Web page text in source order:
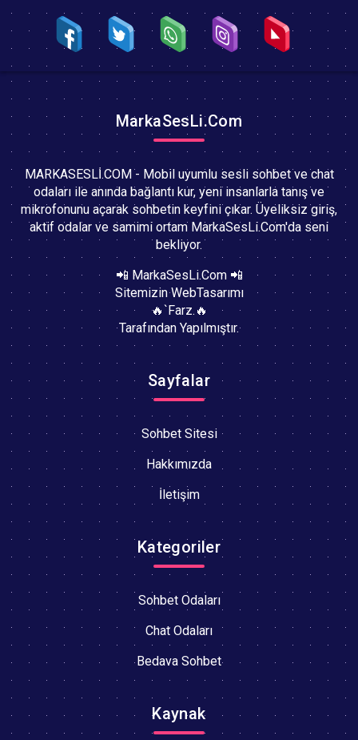
MarkaSesLi.Com
MARKASESLİ.COM - Mobil uyumlu sesli sohbet ve chat
odaları ile anında bağlantı kur, yeni insanlarla tanış ve
mikrofonunu açarak sohbetin keyfini çıkar. Üyeliksiz giriş,
aktif odalar ve samimi ortam MarkaSesLi.Com'da seni
bekliyor.
📲 MarkaSesLi.Com 📲
Sitemizin WebTasarımı
🔥`Farz.🔥
Tarafından Yapılmıştır.
Sayfalar
Sohbet Sitesi
Hakkımızda
İletişim
Kategoriler
Sohbet Odaları
Chat Odaları
Bedava Sohbet
Kaynak